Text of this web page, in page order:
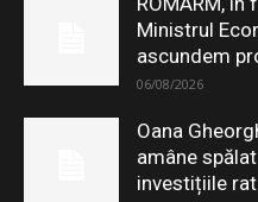
Ministrul
ascundem
06/08/2026
Oana
amâne
investițiile